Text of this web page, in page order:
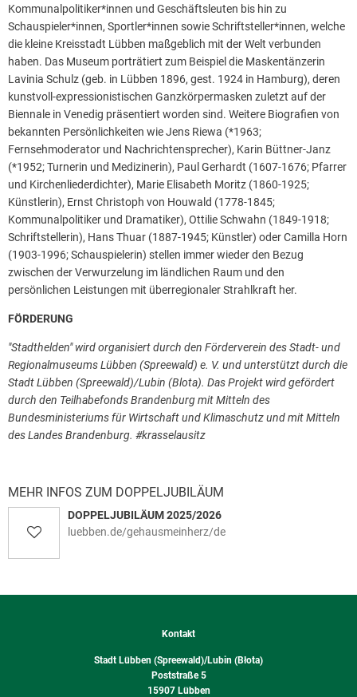
Kommunalpolitiker*innen und Geschäftsleuten bis hin zu
Schauspieler*innen, Sportler*innen sowie Schriftsteller*innen, welche
die kleine Kreisstadt Lübben maßgeblich mit der Welt verbunden
haben. Das Museum porträtiert zum Beispiel die Maskentänzerin
Lavinia Schulz (geb. in Lübben 1896, gest. 1924 in Hamburg), deren
kunstvoll-expressionistischen Ganzkörpermasken zuletzt auf der
Biennale in Venedig präsentiert worden sind. Weitere Biografien von
bekannten Persönlichkeiten wie Jens Riewa (*1963;
Fernsehmoderator und Nachrichtensprecher), Karin Büttner-Janz
(*1952; Turnerin und Medizinerin), Paul Gerhardt (1607-1676; Pfarrer
und Kirchenliederdichter), Marie Elisabeth Moritz (1860-1925;
Künstlerin), Ernst Christoph von Houwald (1778-1845;
Kommunalpolitiker und Dramatiker), Ottilie Schwahn (1849-1918;
Schriftstellerin), Hans Thuar (1887-1945; Künstler) oder Camilla Horn
(1903-1996; Schauspielerin) stellen immer wieder den Bezug
zwischen der Verwurzelung im ländlichen Raum und den
persönlichen Leistungen mit überregionaler Strahlkraft her.
FÖRDERUNG
"Stadthelden" wird organisiert durch den Förderverein des Stadt- und
Regionalmuseums Lübben (Spreewald) e. V. und unterstützt durch die
Stadt Lübben (Spreewald)/Lubin (Blota). Das Projekt wird gefördert
durch den Teilhabefonds Brandenburg mit Mitteln des
Bundesministeriums für Wirtschaft und Klimaschutz und mit Mitteln
des Landes Brandenburg. #krasselausitz
MEHR INFOS ZUM DOPPELJUBILÄUM
DOPPELJUBILÄUM 2025/2026
luebben.de/gehausmeinherz/de
Kontakt
Stadt Lübben (Spreewald)/Lubin (Błota)
Poststraße 5
15907 Lübben